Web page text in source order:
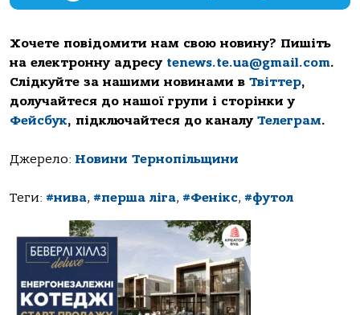
Хочете повідомити нам свою новину? Пишіть
на електронну адресу tenews.te.ua@gmail.com.
Слідкуйте за нашими новинами в Твіттер,
долучайтеся до нашої групи і сторінки у
Фейсбук, підключайтеся до каналу Телеграм.
Джерело: Новини Тернопільщини
Теги: #нива, #перша ліга, #Фенікс, #футол